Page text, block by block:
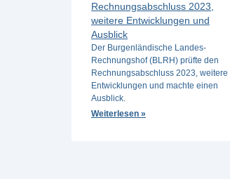
Rechnungsabschluss 2023,
weitere Entwicklungen und
Ausblick
Der Burgenländische Landes-
Rechnungshof (BLRH) prüfte den
Rechnungsabschluss 2023, weitere
Entwicklungen und machte einen
Ausblick.
Weiterlesen »